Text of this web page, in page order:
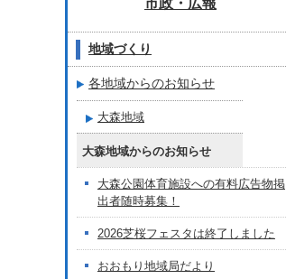
市政・広報
地域づくり
各地域からのお知らせ
大森地域
大森地域からのお知らせ
大森公園体育施設への有料広告物掲
出者随時募集！
2026芝桜フェスタは終了しました
おおもり地域局だより